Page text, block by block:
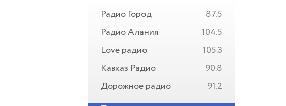
Радио Город
87.5
Радио Алания
104.5
Love радио
105.3
Кавказ Радио
90.8
Дорожное радио
91.2